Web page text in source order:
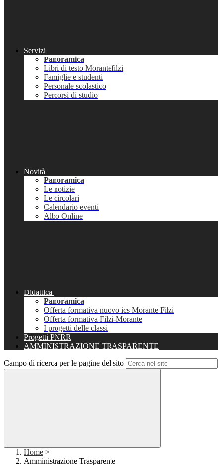
Servizi
Panoramica
Libri di testo Morantefilzi
Famiglie e studenti
Personale scolastico
Percorsi di studio
Novità
Panoramica
Le notizie
Le circolari
Calendario eventi
Albo Online
Didattica
Panoramica
Offerta formativa nuovo ics Morante Filzi
Offerta formativa Filzi-Morante
I progetti delle classi
Progetti PNRR
AMMINISTRAZIONE TRASPARENTE
Campo di ricerca per le pagine del sito
Home >
Amministrazione Trasparente